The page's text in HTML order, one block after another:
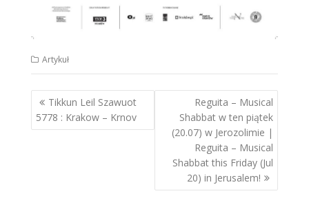
Artykuł
Nawigacja
wpisu
Tikkun Leil Szawuot
5778 : Krakow – Krnov
Reguita – Musical
Shabbat w ten piątek
(20.07) w Jerozolimie |
Reguita – Musical
Shabbat this Friday (Jul
20) in Jerusalem!